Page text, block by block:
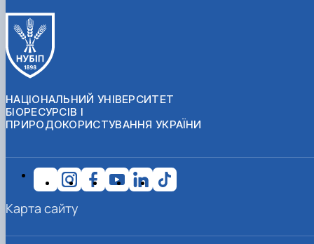
НАЦІОНАЛЬНИЙ УНІВЕРСИТЕТ
БІОРЕСУРСІВ І
ПРИРОДОКОРИСТУВАННЯ УКРАЇНИ
Карта сайту